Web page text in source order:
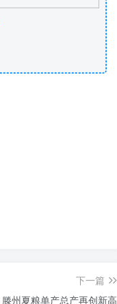
下一篇
滕州夏粮单产总产再创新高